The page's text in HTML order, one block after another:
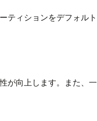
ィションをデフォル
向上します。また、